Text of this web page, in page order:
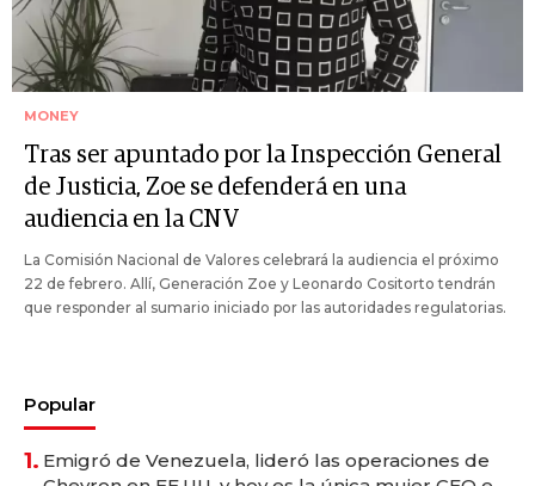
MONEY
Tras ser apuntado por la Inspección General
de Justicia, Zoe se defenderá en una
audiencia en la CNV
La Comisión Nacional de Valores celebrará la audiencia el próximo
22 de febrero. Allí, Generación Zoe y Leonardo Cositorto tendrán
que responder al sumario iniciado por las autoridades regulatorias.
Popular
1. Emigró de Venezuela, lideró las operaciones de